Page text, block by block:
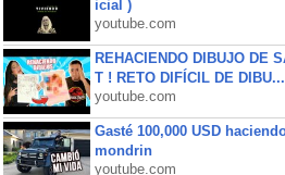
icial )
youtube.com
REHACIENDO DIBUJO DE
T ! RETO DIFÍCIL DE DIBU...
youtube.com
Gasté 100,000 USD
mondrin
youtube.com